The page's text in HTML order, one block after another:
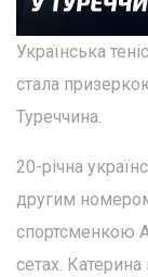
Українська
стала
Туреччина.
20-річна
другим
спортсменкою
сетах.